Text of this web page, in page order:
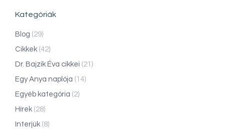
Kategóriák
Blog (29)
Cikkek (42)
Dr. Bajzik Éva cikkei (21)
Egy Anya naplója (14)
Egyéb kategória (2)
Hírek (28)
Interjúk (8)